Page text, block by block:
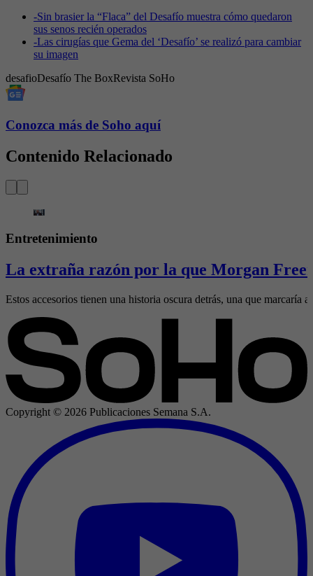
-Sin brasier la “Flaca” del Desafío muestra cómo quedaron
sus senos recién operados
-Las cirugías que Gema del ‘Desafío’ se realizó para cambiar
su imagen
desafioDesafío The BoxRevista SoHo
Conozca más de Soho aquí
Contenido Relacionado
Entretenimiento
La extraña razón por la que Morgan
Estos accesorios tienen una historia oscura detrás, una que marcaría
Copyright © 2026 Publicaciones Semana S.A.